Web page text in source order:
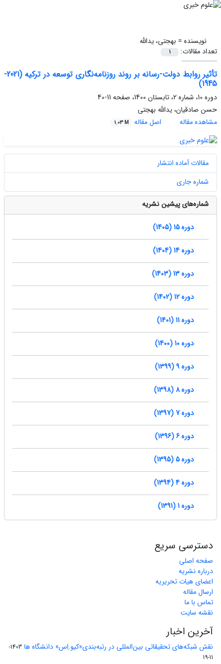
نویسنده = بهجتی، یدالله
تعداد مقالات:
1
تأثیر روابط دولت-رسانه بر روند روزنامه‌نگاری توسعه در ترکیه (2021-
1945)
دوره 10، شماره 2، تابستان 1400، صفحه
11-40
حسن صادقیان، یدالله بهجتی
مشاهده مقاله
اصل مقاله 1.03 M
مقالات آماده انتشار
شماره جاری
شماره‌های پیشین نشریه
دوره 15 (1405)
دوره 14 (1404)
دوره 13 (1403)
دوره 12 (1402)
دوره 11 (1401)
دوره 10 (1400)
دوره 9 (1399)
دوره 8 (1398)
دوره 7 (1397)
دوره 6 (1396)
دوره 5 (1395)
دوره 4 (1394)
دوره 1 (1391)
دسترسی سریع
صفحه اصلی
درباره نشریه
اعضای هیات تحریریه
ارسال مقاله
تماس با ما
نقشه سایت
آخرین اخبار
نقش شبکه‌های تحقیقاتی بین‌المللی در رتبه‌بندی«کیو.اِس» دانشگاه ها
1403-
11-19